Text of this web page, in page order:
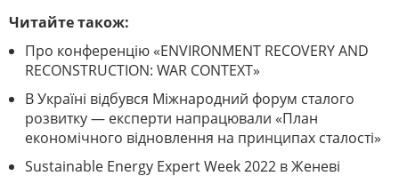
Читайте також:
Про конференцію «ENVIRONMENT RECOVERY AND
RECONSTRUCTION: WAR CONTEXT»
В Україні відбувся Міжнародний форум сталого
розвитку — експерти напрацювали «План
економічного відновлення на принципах сталості»
Sustainable Energy Expert Week 2022 в Женеві